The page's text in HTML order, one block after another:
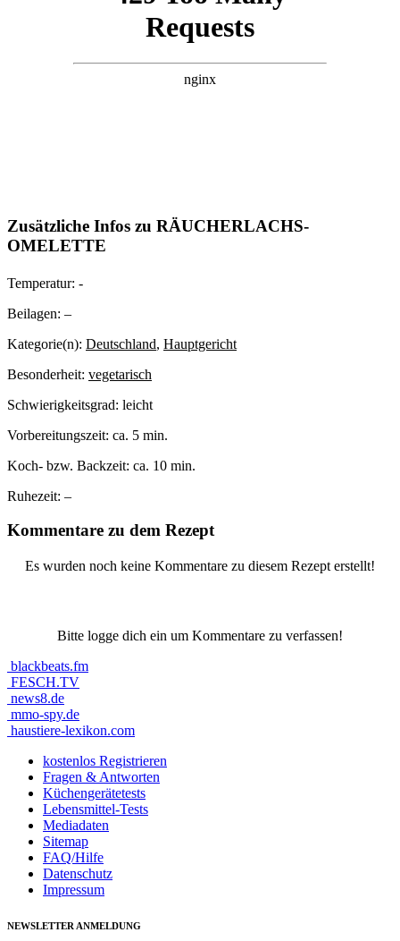
Zusätzliche Infos zu RÄUCHERLACHS-
OMELETTE
Temperatur: -
Beilagen: –
Kategorie(n): Deutschland, Hauptgericht
Besonderheit: vegetarisch
Schwierigkeitsgrad: leicht
Vorbereitungszeit: ca. 5 min.
Koch- bzw. Backzeit: ca. 10 min.
Ruhezeit: –
Kommentare zu dem Rezept
Es wurden noch keine Kommentare zu diesem Rezept erstellt!
Bitte logge dich ein um Kommentare zu verfassen!
blackbeats.fm
FESCH.TV
news8.de
mmo-spy.de
haustiere-lexikon.com
kostenlos Registrieren
Fragen & Antworten
Küchengerätetests
Lebensmittel-Tests
Mediadaten
Sitemap
FAQ/Hilfe
Datenschutz
Impressum
NEWSLETTER ANMELDUNG